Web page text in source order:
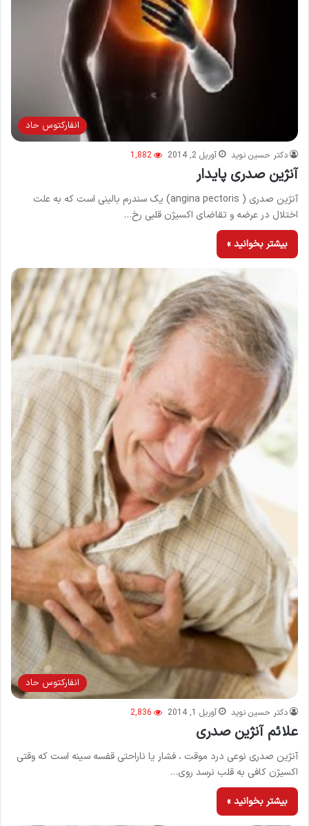
انفاركتوس حاد
دکتر حسین نوید آوریل 2, 2014 1,882
آنژین صدری پایدار
آنژین صدری ( angina pectoris) یک سندرم بالینی است که به علت
اختلال در عرضه و تقاضای اکسیژن قلبی رخ…
بیشتر بخوانید »
انفاركتوس حاد
دکتر حسین نوید آوریل 1, 2014 2,836
علائم آنژین صدری
آنژین صدری نوعی درد موقت ، فشار یا ناراحتی قفسه سینه است که وقتی
اکسیژن کافی به قلب نرسد روی…
بیشتر بخوانید »